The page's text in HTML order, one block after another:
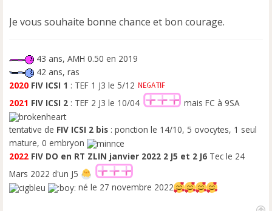
Je vous souhaite bonne chance et bon courage.
43 ans, AMH 0.50 en 2019
42 ans, ras
2020 FIV ICSI 1 : TEF 1 J3 le 5/12
2021 FIV ICSI 2 : TEF 2 J3 le 10/04 mais FC à 9SA
tentative de FIV ICSI 2 bis : ponction le 14/10, 5 ovocytes, 1 seul
mature, 0 embryon
2022 FIV DO en RT ZLIN janvier 2022 2 J5 et 2 J6 Tec le 24
Mars 2022 d'un J5
né le 27 novembre 2022